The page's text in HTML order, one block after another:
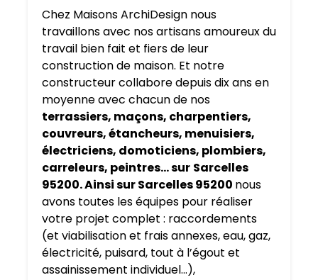
Chez Maisons ArchiDesign nous
travaillons avec nos artisans amoureux du
travail bien fait et fiers de leur
construction de maison. Et notre
constructeur collabore depuis dix ans en
moyenne avec chacun de nos
terrassiers, maçons, charpentiers,
couvreurs, étancheurs, menuisiers,
électriciens, domoticiens, plombiers,
carreleurs, peintres… sur Sarcelles
95200. Ainsi sur Sarcelles 95200 nous
avons toutes les équipes pour réaliser
votre projet complet : raccordements
(et viabilisation et frais annexes, eau, gaz,
électricité, puisard, tout à l’égout et
assainissement individuel…),